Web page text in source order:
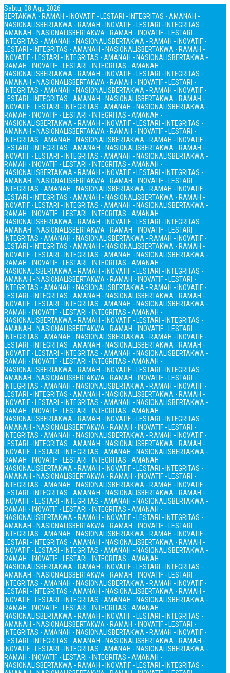
Sabtu, 08 Agu 2026
BERTAKWA - RAMAH - INOVATIF - LESTARI - INTEGRITAS - AMANAH -
NASIONALISBERTAKWA - RAMAH - INOVATIF - LESTARI - INTEGRITAS -
AMANAH - NASIONALISBERTAKWA - RAMAH - INOVATIF - LESTARI -
INTEGRITAS - AMANAH - NASIONALISBERTAKWA - RAMAH - INOVATIF -
LESTARI - INTEGRITAS - AMANAH - NASIONALISBERTAKWA - RAMAH -
INOVATIF - LESTARI - INTEGRITAS - AMANAH - NASIONALISBERTAKWA -
RAMAH - INOVATIF - LESTARI - INTEGRITAS - AMANAH -
NASIONALISBERTAKWA - RAMAH - INOVATIF - LESTARI - INTEGRITAS -
AMANAH - NASIONALISBERTAKWA - RAMAH - INOVATIF - LESTARI -
INTEGRITAS - AMANAH - NASIONALISBERTAKWA - RAMAH - INOVATIF -
LESTARI - INTEGRITAS - AMANAH - NASIONALISBERTAKWA - RAMAH -
INOVATIF - LESTARI - INTEGRITAS - AMANAH - NASIONALISBERTAKWA -
RAMAH - INOVATIF - LESTARI - INTEGRITAS - AMANAH -
NASIONALISBERTAKWA - RAMAH - INOVATIF - LESTARI - INTEGRITAS -
AMANAH - NASIONALISBERTAKWA - RAMAH - INOVATIF - LESTARI -
INTEGRITAS - AMANAH - NASIONALISBERTAKWA - RAMAH - INOVATIF -
LESTARI - INTEGRITAS - AMANAH - NASIONALISBERTAKWA - RAMAH -
INOVATIF - LESTARI - INTEGRITAS - AMANAH - NASIONALISBERTAKWA -
RAMAH - INOVATIF - LESTARI - INTEGRITAS - AMANAH -
NASIONALISBERTAKWA - RAMAH - INOVATIF - LESTARI - INTEGRITAS -
AMANAH - NASIONALISBERTAKWA - RAMAH - INOVATIF - LESTARI -
INTEGRITAS - AMANAH - NASIONALISBERTAKWA - RAMAH - INOVATIF -
LESTARI - INTEGRITAS - AMANAH - NASIONALISBERTAKWA - RAMAH -
INOVATIF - LESTARI - INTEGRITAS - AMANAH - NASIONALISBERTAKWA -
RAMAH - INOVATIF - LESTARI - INTEGRITAS - AMANAH -
NASIONALISBERTAKWA - RAMAH - INOVATIF - LESTARI - INTEGRITAS -
AMANAH - NASIONALISBERTAKWA - RAMAH - INOVATIF - LESTARI -
INTEGRITAS - AMANAH - NASIONALISBERTAKWA - RAMAH - INOVATIF -
LESTARI - INTEGRITAS - AMANAH - NASIONALISBERTAKWA - RAMAH -
INOVATIF - LESTARI - INTEGRITAS - AMANAH - NASIONALISBERTAKWA -
RAMAH - INOVATIF - LESTARI - INTEGRITAS - AMANAH -
NASIONALISBERTAKWA - RAMAH - INOVATIF - LESTARI - INTEGRITAS -
AMANAH - NASIONALISBERTAKWA - RAMAH - INOVATIF - LESTARI -
INTEGRITAS - AMANAH - NASIONALISBERTAKWA - RAMAH - INOVATIF -
LESTARI - INTEGRITAS - AMANAH - NASIONALISBERTAKWA - RAMAH -
INOVATIF - LESTARI - INTEGRITAS - AMANAH - NASIONALISBERTAKWA -
RAMAH - INOVATIF - LESTARI - INTEGRITAS - AMANAH -
NASIONALISBERTAKWA - RAMAH - INOVATIF - LESTARI - INTEGRITAS -
AMANAH - NASIONALISBERTAKWA - RAMAH - INOVATIF - LESTARI -
INTEGRITAS - AMANAH - NASIONALISBERTAKWA - RAMAH - INOVATIF -
LESTARI - INTEGRITAS - AMANAH - NASIONALISBERTAKWA - RAMAH -
INOVATIF - LESTARI - INTEGRITAS - AMANAH - NASIONALISBERTAKWA -
RAMAH - INOVATIF - LESTARI - INTEGRITAS - AMANAH -
NASIONALISBERTAKWA - RAMAH - INOVATIF - LESTARI - INTEGRITAS -
AMANAH - NASIONALISBERTAKWA - RAMAH - INOVATIF - LESTARI -
INTEGRITAS - AMANAH - NASIONALISBERTAKWA - RAMAH - INOVATIF -
LESTARI - INTEGRITAS - AMANAH - NASIONALISBERTAKWA - RAMAH -
INOVATIF - LESTARI - INTEGRITAS - AMANAH - NASIONALISBERTAKWA -
RAMAH - INOVATIF - LESTARI - INTEGRITAS - AMANAH -
NASIONALISBERTAKWA - RAMAH - INOVATIF - LESTARI - INTEGRITAS -
AMANAH - NASIONALISBERTAKWA - RAMAH - INOVATIF - LESTARI -
INTEGRITAS - AMANAH - NASIONALISBERTAKWA - RAMAH - INOVATIF -
LESTARI - INTEGRITAS - AMANAH - NASIONALISBERTAKWA - RAMAH -
INOVATIF - LESTARI - INTEGRITAS - AMANAH - NASIONALISBERTAKWA -
RAMAH - INOVATIF - LESTARI - INTEGRITAS - AMANAH -
NASIONALISBERTAKWA - RAMAH - INOVATIF - LESTARI - INTEGRITAS -
AMANAH - NASIONALISBERTAKWA - RAMAH - INOVATIF - LESTARI -
INTEGRITAS - AMANAH - NASIONALISBERTAKWA - RAMAH - INOVATIF -
LESTARI - INTEGRITAS - AMANAH - NASIONALISBERTAKWA - RAMAH -
INOVATIF - LESTARI - INTEGRITAS - AMANAH - NASIONALISBERTAKWA -
RAMAH - INOVATIF - LESTARI - INTEGRITAS - AMANAH -
NASIONALISBERTAKWA - RAMAH - INOVATIF - LESTARI - INTEGRITAS -
AMANAH - NASIONALISBERTAKWA - RAMAH - INOVATIF - LESTARI -
INTEGRITAS - AMANAH - NASIONALISBERTAKWA - RAMAH - INOVATIF -
LESTARI - INTEGRITAS - AMANAH - NASIONALISBERTAKWA - RAMAH -
INOVATIF - LESTARI - INTEGRITAS - AMANAH - NASIONALISBERTAKWA -
RAMAH - INOVATIF - LESTARI - INTEGRITAS - AMANAH -
NASIONALISBERTAKWA - RAMAH - INOVATIF - LESTARI - INTEGRITAS -
AMANAH - NASIONALISBERTAKWA - RAMAH - INOVATIF - LESTARI -
INTEGRITAS - AMANAH - NASIONALISBERTAKWA - RAMAH - INOVATIF -
LESTARI - INTEGRITAS - AMANAH - NASIONALISBERTAKWA - RAMAH -
INOVATIF - LESTARI - INTEGRITAS - AMANAH - NASIONALISBERTAKWA -
RAMAH - INOVATIF - LESTARI - INTEGRITAS - AMANAH -
NASIONALISBERTAKWA - RAMAH - INOVATIF - LESTARI - INTEGRITAS -
AMANAH - NASIONALISBERTAKWA - RAMAH - INOVATIF - LESTARI -
INTEGRITAS - AMANAH - NASIONALISBERTAKWA - RAMAH - INOVATIF -
LESTARI - INTEGRITAS - AMANAH - NASIONALISBERTAKWA - RAMAH -
INOVATIF - LESTARI - INTEGRITAS - AMANAH - NASIONALISBERTAKWA -
RAMAH - INOVATIF - LESTARI - INTEGRITAS - AMANAH -
NASIONALISBERTAKWA - RAMAH - INOVATIF - LESTARI - INTEGRITAS -